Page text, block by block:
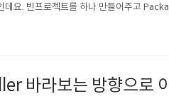
데요. 빈프로젝트를 하나 만들어주고
니다) 그 뒤 high 라고 검색을 하시면 저렇
바라보는 방향으로